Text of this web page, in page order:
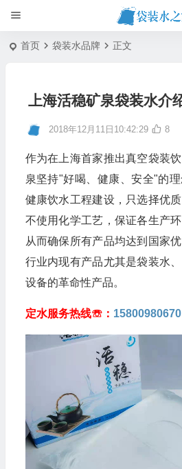
首页 袋装水品牌 正文
上海活稳矿泉袋装水介
2018年12月11日10:42:29 8
作为在上海首家推出真空袋装
泉坚持"好喝、健康、安全"的
健康饮水工程建设，只选择优
不使用化学工艺，保证各生产
从而确保所有产品均达到国家
行业内现有产品尤其是袋装水
设备的革命性产品。
定水服务热线☏： 15800980670